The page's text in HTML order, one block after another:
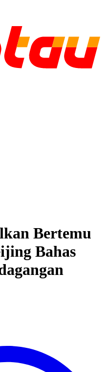
Bertemu
Bahas